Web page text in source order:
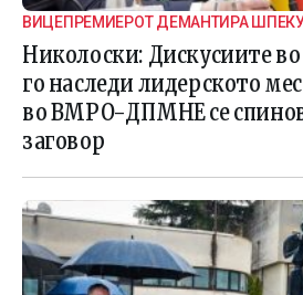
ВИЦЕПРЕМИЕРОТ ДЕМАНТИРА
ВНАТРЕПАРТИСКИ ПОДЕЛБИ
Николоски: Дискусиите во
го наследи лидерското
во ВМРО-ДПМНЕ се
заговор